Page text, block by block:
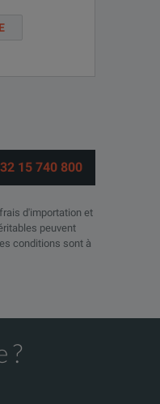
15 740 800
d'importation et
peuvent
conditions sont à
?